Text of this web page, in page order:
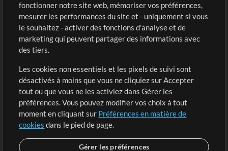
Boutique
Acheter des crédits
Contenu gratuit
Demander les pistes
Extras
Sessions
Soumettre votre contenu
Listes de lecture
Conférence MT
Compte
Connexion
S'inscrire
fonctionner notre site web, mémoriser vos préférences,
mesurer les performances du site et - uniquement si vous
le souhaitez - activer des fonctions d'analyse et de
marketing qui peuvent partager des informations avec
des tiers.
Les cookies non essentiels et les pixels de suivi sont
désactivés à moins que vous ne cliquiez sur Accepter
tout ou que vous ne les activiez dans Gérer les
préférences. Vous pouvez modifier vos choix à tout
moment en cliquant sur Préférences en matière de
cookies dans le pied de page.
Gérer les préférences